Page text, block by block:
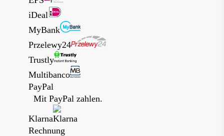
iDeal
MyBank
Przelewy24
Trustly
Multibanco
PayPal
Mit PayPal zahlen.
Klarna
Rechnung